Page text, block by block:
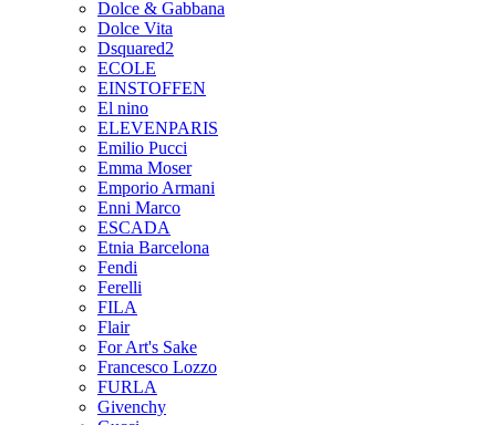
Dolce & Gabbana
Dolce Vita
Dsquared2
ECOLE
EINSTOFFEN
El nino
ELEVENPARIS
Emilio Pucci
Emma Moser
Emporio Armani
Enni Marco
ESCADA
Etnia Barcelona
Fendi
Ferelli
FILA
Flair
For Art's Sake
Francesco Lozzo
FURLA
Givenchy